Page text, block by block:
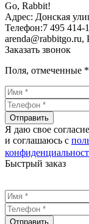
Go, Rabbit!
Адрес: Донская
Телефон:7 495 414-
arenda@rabbitgo.ru,
Заказать звонок
Поля, отмеченные *
Отправить
Я даю свое
и соглашаюсь с
Быстрый заказ
Отправить